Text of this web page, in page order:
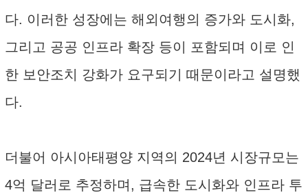
다. 이러한 성장에는 해외여행의 증가와 도시화,
그리고 공공 인프라 확장 등이 포함되며 이로 인
한 보안조치 강화가 요구되기 때문이라고 설명했
다.
더불어 아시아태평양 지역의 2024년 시장규모는
4억 달러로 추정하며, 급속한 도시화와 인프라 투